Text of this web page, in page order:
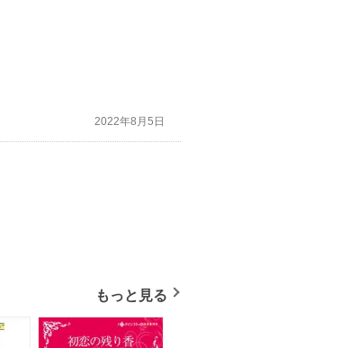
2022年8月5日
もっと見る